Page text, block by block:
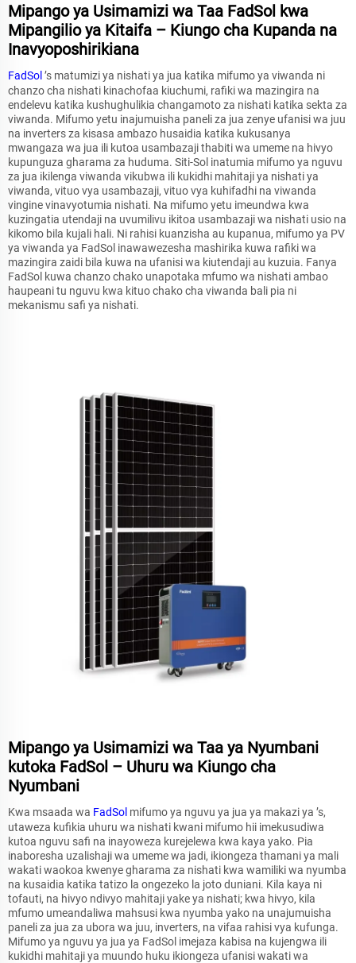
Mipango ya Usimamizi wa Taa FadSol kwa
Mipangilio ya Kitaifa – Kiungo cha Kupanda na
Inavyoposhirikiana
FadSol ’s matumizi ya nishati ya jua katika mifumo ya viwanda ni
chanzo cha nishati kinachofaa kiuchumi, rafiki wa mazingira na
endelevu katika kushughulikia changamoto za nishati katika sekta za
viwanda. Mifumo yetu inajumuisha paneli za jua zenye ufanisi wa juu
na inverters za kisasa ambazo husaidia katika kukusanya
mwangaza wa jua ili kutoa usambazaji thabiti wa umeme na hivyo
kupunguza gharama za huduma. Siti-Sol inatumia mifumo ya nguvu
za jua ikilenga viwanda vikubwa ili kukidhi mahitaji ya nishati ya
viwanda, vituo vya usambazaji, vituo vya kuhifadhi na viwanda
vingine vinavyotumia nishati. Na mifumo yetu imeundwa kwa
kuzingatia utendaji na uvumilivu ikitoa usambazaji wa nishati usio na
kikomo bila kujali hali. Ni rahisi kuanzisha au kupanua, mifumo ya PV
ya viwanda ya FadSol inawawezesha mashirika kuwa rafiki wa
mazingira zaidi bila kuwa na ufanisi wa kiutendaji au kuzuia. Fanya
FadSol kuwa chanzo chako unapotaka mfumo wa nishati ambao
haupeani tu nguvu kwa kituo chako cha viwanda bali pia ni
mekanismu safi ya nishati.
Mipango ya Usimamizi wa Taa ya Nyumbani
kutoka FadSol – Uhuru wa Kiungo cha
Nyumbani
Kwa msaada wa FadSol mifumo ya nguvu ya jua ya makazi ya ’s,
utaweza kufikia uhuru wa nishati kwani mifumo hii imekusudiwa
kutoa nguvu safi na inayoweza kurejelewa kwa kaya yako. Pia
inaboresha uzalishaji wa umeme wa jadi, ikiongeza thamani ya mali
wakati waokoa kwenye gharama za nishati kwa wamiliki wa nyumba
na kusaidia katika tatizo la ongezeko la joto duniani. Kila kaya ni
tofauti, na hivyo ndivyo mahitaji yake ya nishati; kwa hivyo, kila
mfumo umeandaliwa mahsusi kwa nyumba yako na unajumuisha
paneli za jua za ubora wa juu, inverters, na vifaa rahisi vya kufunga.
Mifumo ya nguvu ya jua ya FadSol imejaza kabisa na kujengwa ili
kukidhi mahitaji ya muundo huku ikiongeza ufanisi wakati wa